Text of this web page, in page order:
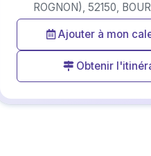
ROGNON), 52150,
Ajouter à mon
Obtenir